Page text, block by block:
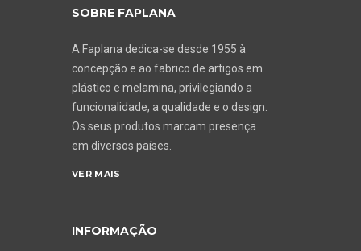
SOBRE FAPLANA
A Faplana dedica-se desde 1955 à
concepção e ao fabrico de artigos em
plástico e melamina, privilegiando a
funcionalidade, a qualidade e o design.
Os seus produtos marcam presença
em diversos países.
VER MAIS
INFORMAÇÃO